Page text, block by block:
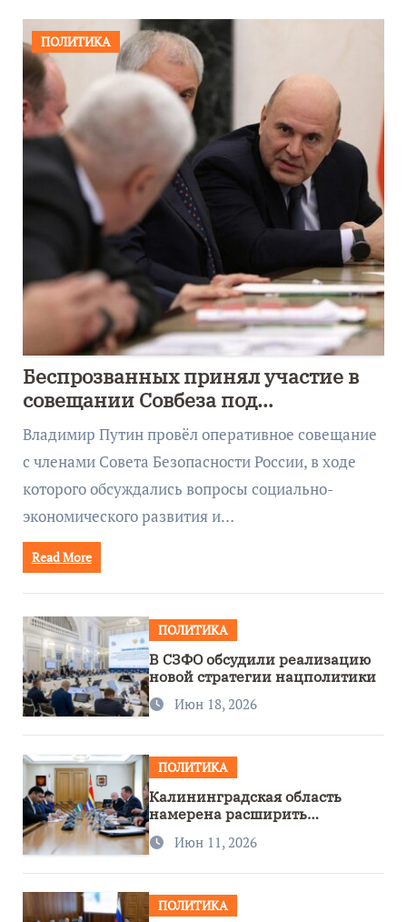
ПОЛИТИКА
Беспрозванных принял участие в
совещании Совбеза под
руководством Путина
Владимир Путин провёл оперативное совещание
с членами Совета Безопасности России, в ходе
которого обсуждались вопросы социально-
экономического развития и…
Read More
ПОЛИТИКА
В СЗФО обсудили реализацию
новой стратегии нацполитики
Июн 18, 2026
ПОЛИТИКА
Калининградская область
намерена расширить
сотрудничество с Узбекистаном
Июн 11, 2026
ПОЛИТИКА